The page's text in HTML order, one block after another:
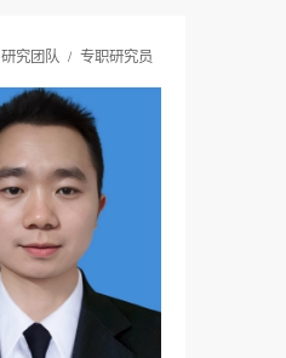
研究团队 / 专职研究员